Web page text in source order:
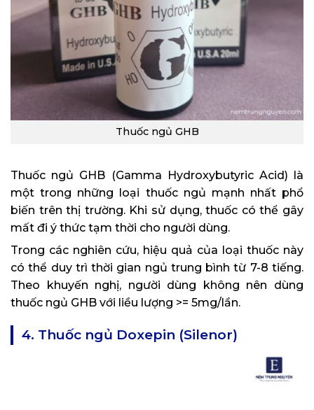
Thuốc ngủ GHB
Thuốc ngủ GHB (Gamma Hydroxybutyric Acid) là
một trong những loại thuốc ngủ mạnh nhất phổ
biến trên thị trường. Khi sử dụng, thuốc có thể gây
mất đi ý thức tạm thời cho người dùng.
Trong các nghiên cứu, hiệu quả của loại thuốc này
có thể duy trì thời gian ngủ trung bình từ 7-8 tiếng.
Theo khuyến nghị, người dùng không nên dùng
thuốc ngủ GHB với liều lượng >= 5mg/lần.
4. Thuốc ngủ Doxepin (Silenor)